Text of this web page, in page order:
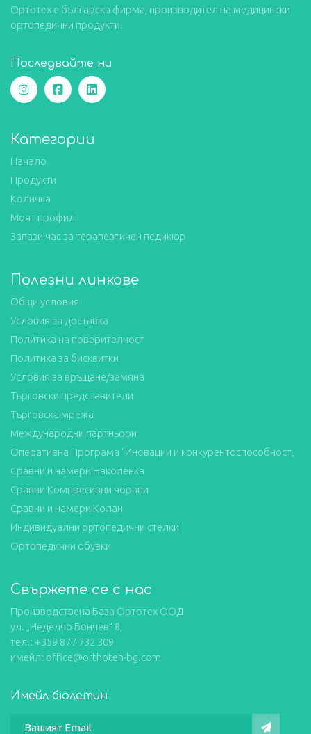
Ортотех е българска фирма, производител на медицински
ортопедични продукти.
Последвайте ни
Категории
Начало
Продукти
Количка
Моят профил
Запази час за терапевтичен педикюр
Полезни линкове
Общи условия
Условия за доставка
Политика на поверителност
Политика за бисквитки
Условия за връщане/замяна
Търговски представители
Търговска мрежа
Международни партньори
Оперативна Програма “Иновации и конкурентоспособност„
Сравни и намери Наколенка
Сравни Компресивни чорапи
Сравни и намери Колан
Индивидуални ортопедични стелки
Ортопедични обувки
Свържете се с нас
Производствена База Ортотех ООД
ул. „Неделчо Бончев“ 8,
тел.: +359 877 732 309
имейл: office@orthoteh-bg.com
Имейл бюлетин